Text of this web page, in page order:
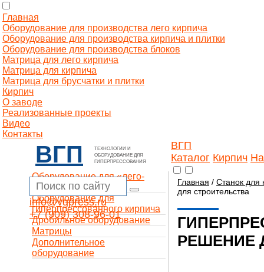
Главная
Оборудование для производства лего кирпича
Оборудование для производства кирпича и плитки
Оборудование для производства блоков
Матрица для лего кирпича
Матрица для кирпича
Матрица для брусчатки и плитки
Кирпич
О заводе
Реализованные проекты
Видео
Контакты
ВГП
ТЕХНОЛОГИИ И
ОБОРУДОВАНИЕ ДЛЯ
ГИПЕРПРЕССОВАНИЯ
ВГП
Каталог Кирпич
info@vgpress.ru
+7 (909) 308-96-01
Оборудование для «лего-
кирпича»
Оборудование для
гиперпрессованного кирпича
Дробильное оборудование
Матрицы
Дополнительное
оборудование
Главная / Станок для
для строительства
РЕШЕНИЕ